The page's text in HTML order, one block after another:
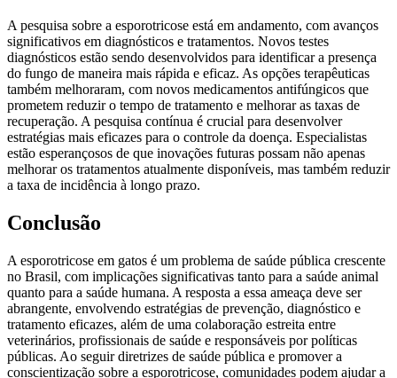
A pesquisa sobre a esporotricose está em andamento, com avanços
significativos em diagnósticos e tratamentos. Novos testes
diagnósticos estão sendo desenvolvidos para identificar a presença
do fungo de maneira mais rápida e eficaz. As opções terapêuticas
também melhoraram, com novos medicamentos antifúngicos que
prometem reduzir o tempo de tratamento e melhorar as taxas de
recuperação. A pesquisa contínua é crucial para desenvolver
estratégias mais eficazes para o controle da doença. Especialistas
estão esperançosos de que inovações futuras possam não apenas
melhorar os tratamentos atualmente disponíveis, mas também reduzir
a taxa de incidência à longo prazo.
Conclusão
A esporotricose em gatos é um problema de saúde pública crescente
no Brasil, com implicações significativas tanto para a saúde animal
quanto para a saúde humana. A resposta a essa ameaça deve ser
abrangente, envolvendo estratégias de prevenção, diagnóstico e
tratamento eficazes, além de uma colaboração estreita entre
veterinários, profissionais de saúde e responsáveis por políticas
públicas. Ao seguir diretrizes de saúde pública e promover a
conscientização sobre a esporotricose, comunidades podem ajudar a